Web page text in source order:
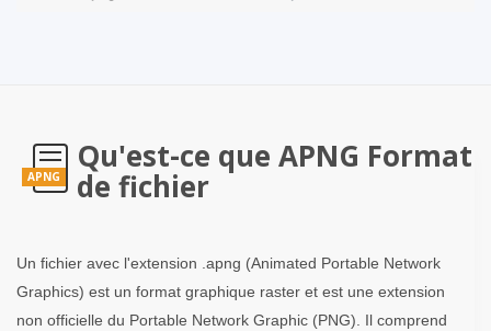
APNG
Qu'est-ce que APNG Format
de fichier
Un fichier avec l'extension .apng (Animated Portable Network
Graphics) est un format graphique raster et est une extension
non officielle du Portable Network Graphic (PNG). Il comprend